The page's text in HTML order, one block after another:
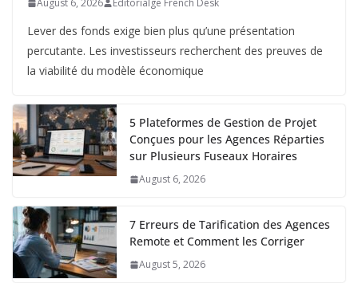
August 6, 2026 Editorialge French Desk
Lever des fonds exige bien plus qu’une présentation
percutante. Les investisseurs recherchent des preuves de
la viabilité du modèle économique
5 Plateformes de Gestion de Projet
Conçues pour les Agences Réparties
sur Plusieurs Fuseaux Horaires
August 6, 2026
7 Erreurs de Tarification des Agences
Remote et Comment les Corriger
August 5, 2026